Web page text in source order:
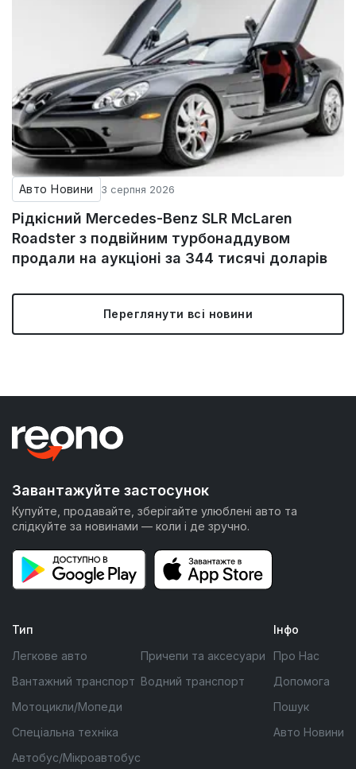
Авто Новини 3 серпня 2026
Рідкісний Mercedes-Benz SLR McLaren
Roadster з подвійним турбонаддувом
продали на аукціоні за 344 тисячі доларів
Переглянути всі новини
Завантажуйте застосунок
Купуйте, продавайте, зберігайте улюблені авто та
слідкуйте за новинами — коли і де зручно.
Тип
Легкове авто
Вантажний транспорт
Мотоцикли/Мопеди
Спеціальна техніка
Автобус/Мікроавтобус
Причепи та аксесуари
Водний транспорт
Інфо
Про Нас
Допомога
Пошук
Авто Новини